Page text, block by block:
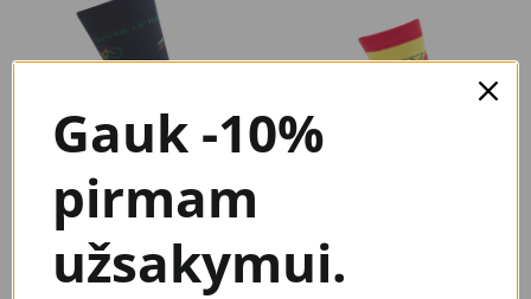
Vyrų kojinės „LT dviračiai“
Vaikų kojinės „Paveldas“
Gauk -10%
pirmam
užsakymui.